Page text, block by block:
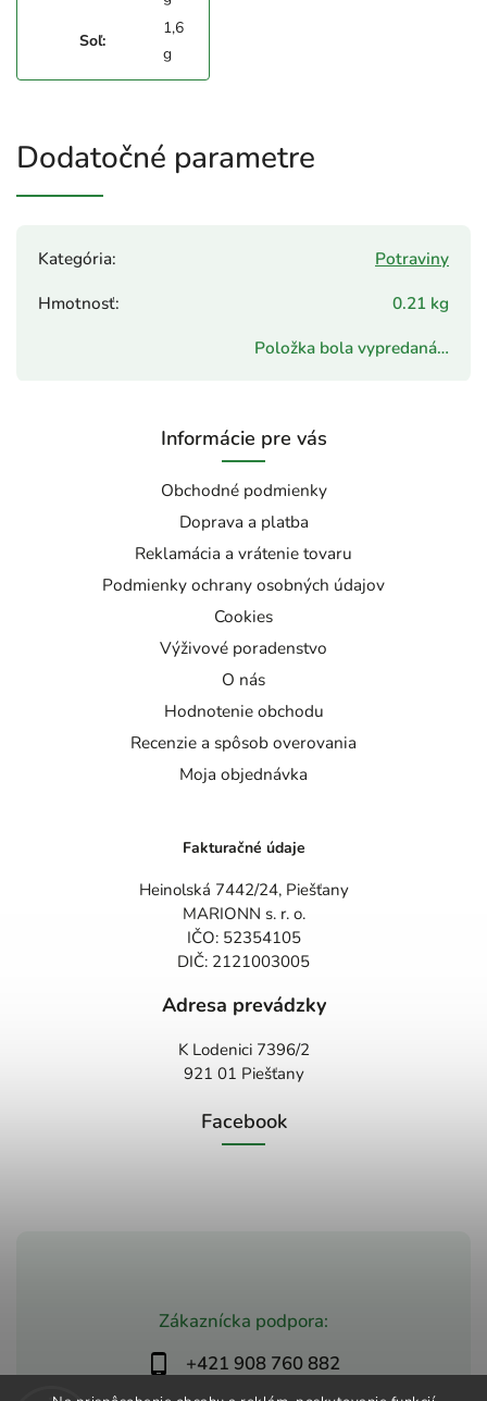
Soľ:
1,6
g
Dodatočné parametre
Kategória:
Potraviny
Hmotnosť:
0.21 kg
Položka bola vypredaná…
Zákaznícka podpora:
+421 908 760 882
Informácie pre vás
Obchodné podmienky
Doprava a platba
Reklamácia a vrátenie tovaru
Podmienky ochrany osobných údajov
Cookies
Výživové poradenstvo
O nás
Hodnotenie obchodu
Recenzie a spôsob overovania
Moja objednávka
Fakturačné údaje
Heinolská 7442/24, Piešťany
MARIONN s. r. o.
IČO: 52354105
DIČ: 2121003005
Adresa prevádzky
K Lodenici 7396/2
921 01 Piešťany
Facebook